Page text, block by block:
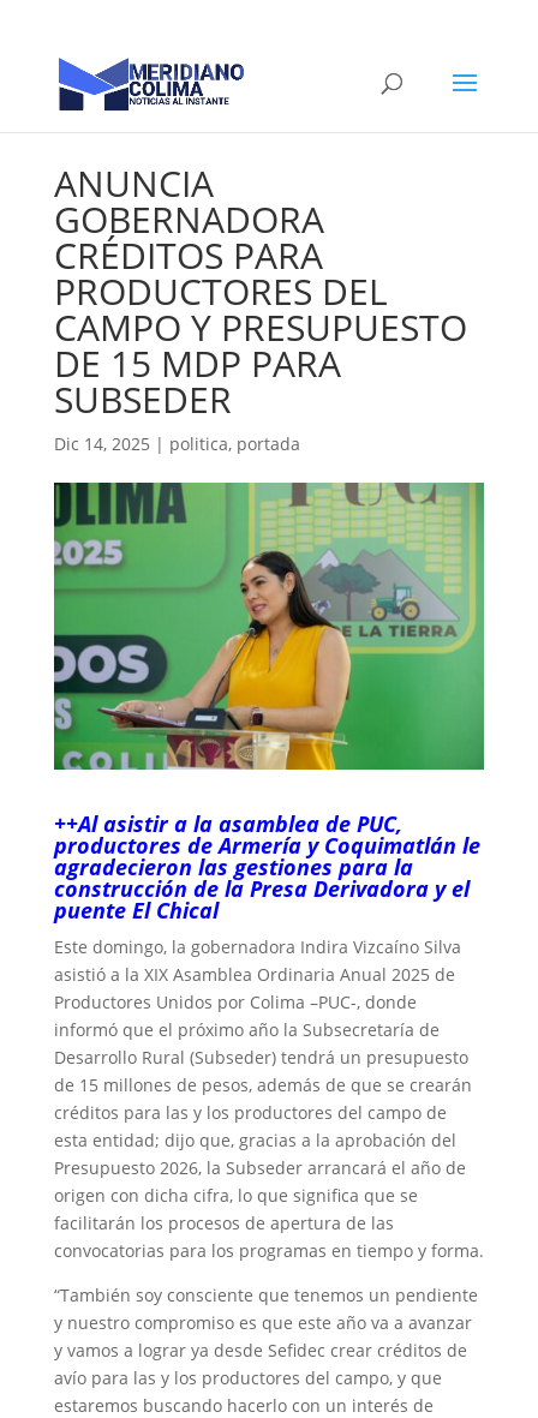
ANUNCIA
GOBERNADORA
CRÉDITOS PARA
PRODUCTORES DEL
CAMPO Y PRESUPUESTO
DE 15 MDP PARA
SUBSEDER
Dic 14, 2025 | politica, portada
++Al asistir a la asamblea de PUC,
productores de Armería y Coquimatlán le
agradecieron las gestiones para la
construcción de la Presa Derivadora y el
puente El Chical
Este domingo, la gobernadora Indira Vizcaíno Silva
asistió a la XIX Asamblea Ordinaria Anual 2025 de
Productores Unidos por Colima –PUC-, donde
informó que el próximo año la Subsecretaría de
Desarrollo Rural (Subseder) tendrá un presupuesto
de 15 millones de pesos, además de que se crearán
créditos para las y los productores del campo de
esta entidad; dijo que, gracias a la aprobación del
Presupuesto 2026, la Subseder arrancará el año de
origen con dicha cifra, lo que significa que se
facilitarán los procesos de apertura de las
convocatorias para los programas en tiempo y forma.
“También soy consciente que tenemos un pendiente
y nuestro compromiso es que este año va a avanzar
y vamos a lograr ya desde Sefidec crear créditos de
avío para las y los productores del campo, y que
estaremos buscando hacerlo con un interés de